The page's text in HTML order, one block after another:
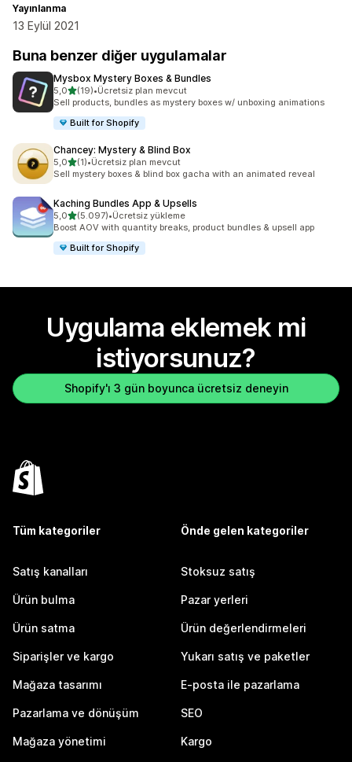
Yayınlanma
13 Eylül 2021
Buna benzer diğer uygulamalar
Mysbox Mystery Boxes & Bundles
5,05 yıldız üzerinden
(19)
toplam 19 değerlendirme
•Ücretsiz plan mevcut
Sell products, bundles as mystery boxes w/ unboxing animations
Built for Shopify
Chancey: Mystery & Blind Box
5,05 yıldız üzerinden
(1)
toplam 1 değerlendirme
•Ücretsiz plan mevcut
Sell mystery boxes & blind box gacha with an animated reveal
Kaching Bundles App & Upsells
5,05 yıldız üzerinden
(5.097)
toplam 5097 değerlendirme
•Ücretsiz yükleme
Boost AOV with quantity breaks, product bundles & upsell app
Built for Shopify
Uygulama eklemek mi
istiyorsunuz?
Shopify'ı 3 gün boyunca ücretsiz deneyin
Tüm kategoriler
Satış kanalları
Ürün bulma
Ürün satma
Siparişler ve kargo
Mağaza tasarımı
Pazarlama ve dönüşüm
Mağaza yönetimi
Önde gelen kategoriler
Stoksuz satış
Pazar yerleri
Ürün değerlendirmeleri
Yukarı satış ve paketler
E-posta ile pazarlama
SEO
Kargo